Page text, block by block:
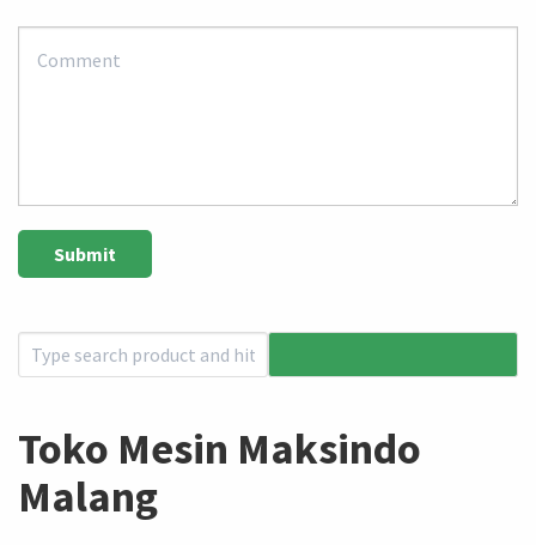
Toko Mesin Maksindo
Malang